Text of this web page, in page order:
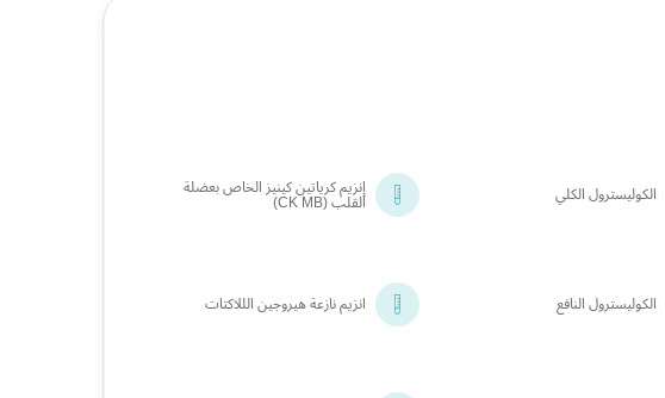
الكوليسترول الكلي إنزيم كرياتين كينيز الخاص بعضلة
القلب (CK MB)
الكوليسترول النافع انزيم نازعة هيروجين الللاكتات